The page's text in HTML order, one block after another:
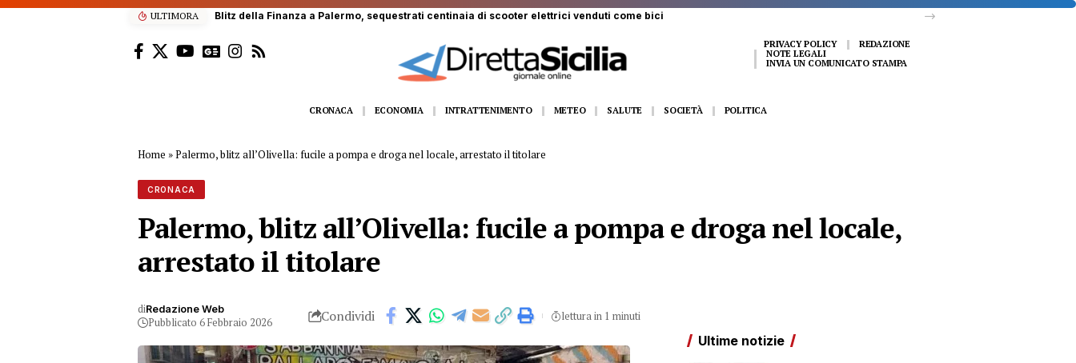
ULTIMORA Scalatore francese di 22 anni ferito a Monte Pellegrino: trasportato a Villa Sofia
PRIVACY POLICY
REDAZIONE
NOTE LEGALI
INVIA UN COMUNICATO STAMPA
CRONACA ECONOMIA INTRATTENIMENTO METEO SALUTE SOCIETÀ POLITICA
Home »Palermo, blitz all’Olivella: fucile a pompa e droga nel locale, arrestato il titolare
CRONACA
Palermo, blitz all’Olivella: fucile a pompa e droga nel locale,
arrestato il titolare
diRedazione Web
Pubblicato 6 Febbraio 2026 Condividi lettura in 1 minuti
Ultime notizie